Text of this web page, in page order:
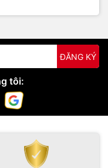
ĐĂNG KÝ
tôi: